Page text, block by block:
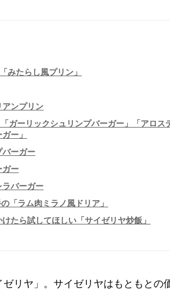
みたらし風プリン」
ンプリン
ガーリックシュリンプバーガー」「アロス
ー」
バーガー
ガー
ラバーガー
「ラム肉ミラノ風ドリア」
たら試してほしい「サイゼリヤ炒飯」
リヤ」。サイゼリヤはもともとの